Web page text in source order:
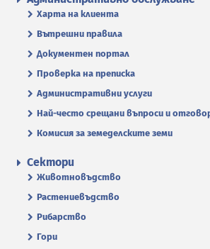
Харта на клиента
Вътрешни правила
Документен портал
Проверка на преписка
Административни услуги
Най-често срещани въпроси и
Комисия за земеделските земи
Сектори
Животновъдство
Растениевъдство
Рибарство
Гори